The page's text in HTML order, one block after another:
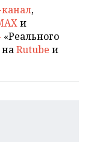
,
и
«Реального
Rutube и